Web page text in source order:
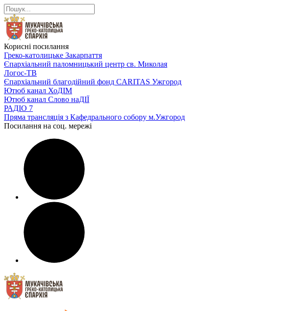
Корисні посилання
Греко-католицьке Закарпаття
Єпархіальний паломницький центр св. Миколая
Логос-ТВ
Єпархіальний благодійний фонд CARITAS Ужгород
Ютюб канал ХоДІМ
Ютюб канал Слово наДІЇ
РАДІО 7
Пряма трансляція з Кафедрального собору м.Ужгород
Посилання на соц. мережі